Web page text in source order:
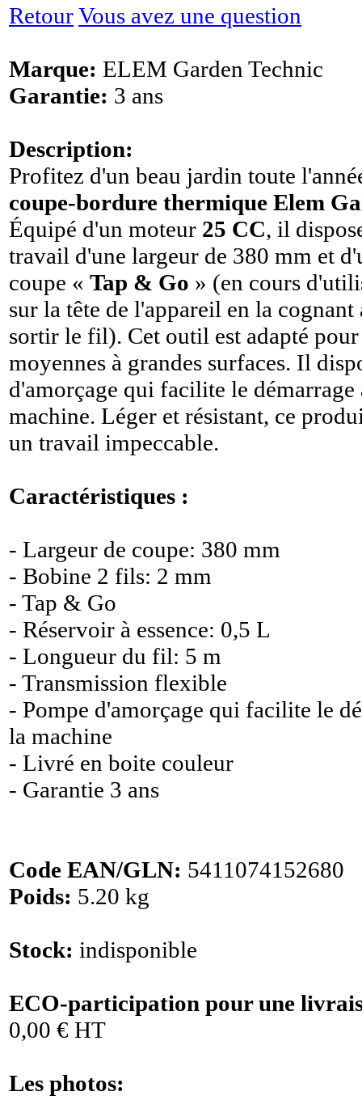
RetourVous avez une question
Marque: ELEM Garden Technic
Garantie: 3 ans
Description:
Profitez d'un beau jardin toute
coupe-bordure thermique Elem
Équipé d'un moteur 25 CC, il
travail d'une largeur de 380 mm et
coupe « Tap & Go » (en cours
sur la tête de l'appareil en la
sortir le fil). Cet outil est adapté pour
moyennes à grandes surfaces. Il
d'amorçage qui facilite le
machine. Léger et résistant, ce
un travail impeccable.
Caractéristiques :
- Largeur de coupe: 380 mm
- Bobine 2 fils: 2 mm
- Tap & Go
- Réservoir à essence: 0,5 L
- Longueur du fil: 5 m
- Transmission flexible
- Pompe d'amorçage qui facilite le
la machine
- Livré en boite couleur
- Garantie 3 ans
Code EAN/GLN: 5411074152680
Poids: 5.20 kg
Stock: indisponible
ECO-participation pour une
0,00 € HT
Les photos: